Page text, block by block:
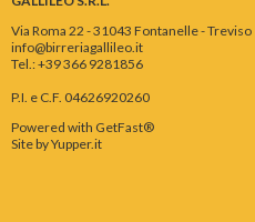
Via Roma 22 - 31043 Fontanelle - Treviso
info@birreriagallileo.it
Tel.: +39 366 9281856
P.I. e C.F. 04626920260
Powered with GetFast®
Site byYupper.it